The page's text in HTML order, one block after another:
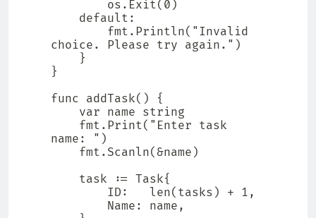
choice. Please try again.")
}
func addTask() {
name: ")